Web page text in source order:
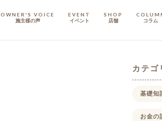
OWNER'S VOICE
施主樣の声
EVENT
イベント
SHOP
店舗 コラム
カテゴ
基礎知
お金の